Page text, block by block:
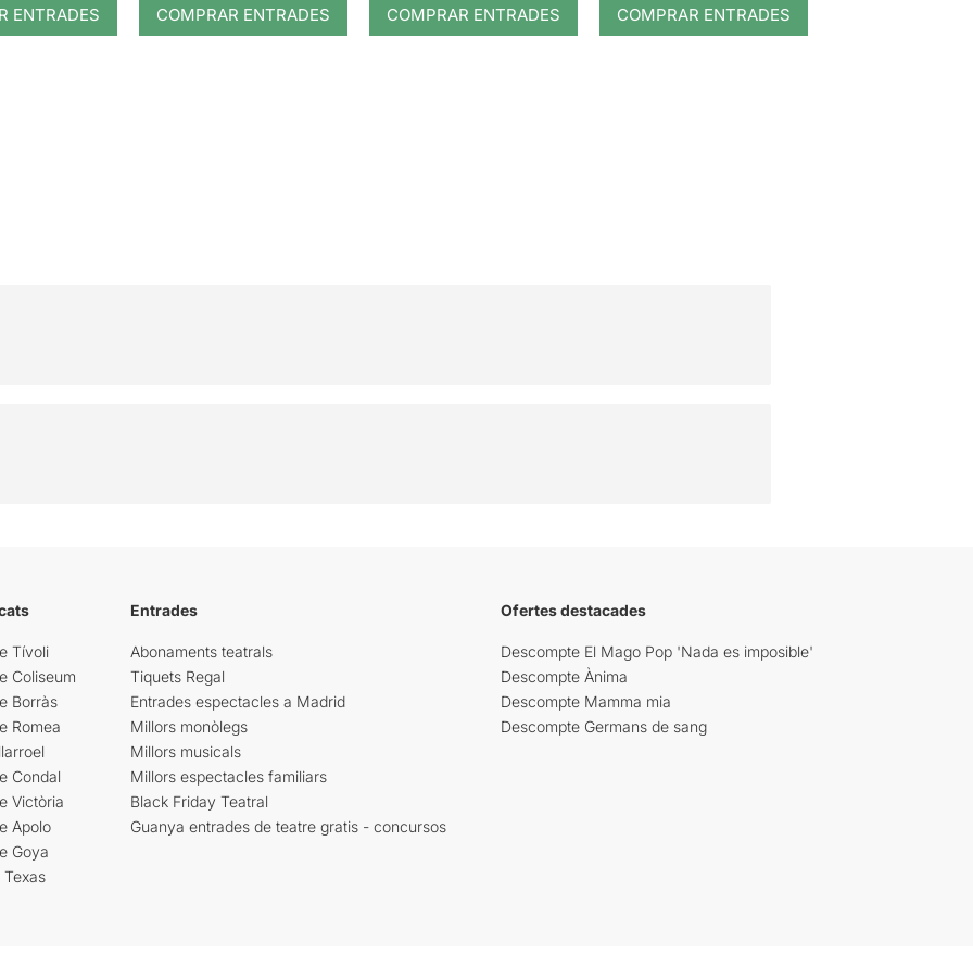
ENTRADES COMPRAR ENTRADES COMPRAR ENTRADES COMPRAR ENTRADES
Tívoli
Coliseum
Borràs
Romea
Condal
Victòria
Apolo
Goya
Texas
Entrades
Abonaments teatrals
Tiquets Regal
Entrades espectacles a Madrid
Millors monòlegs
Millors musicals
Millors espectacles familiars
Black Friday Teatral
Guanya entrades de teatre gratis - concursos
Ofertes destacades
Descompte El Mago Pop 'Nada es imposible'
Descompte Ànima
Descompte Mamma mia
Descompte Germans de sang